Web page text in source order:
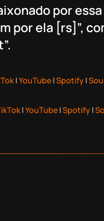
por
por ela [rs]”,
|YouTube|Spotify|
|YouTube|Spotify|